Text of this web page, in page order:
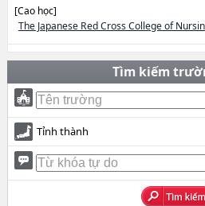
[Cao học]
The Japanese Red Cross College of
Tìm kiếm
Tỉnh thành